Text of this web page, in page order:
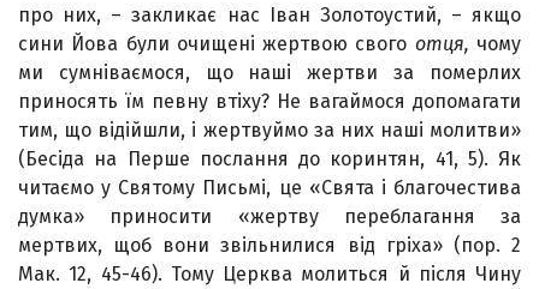
про них, – закликає нас Іван Золотоустий, – якщо
сини Йова були очищені жертвою свого отця, чому
ми сумніва­ємося, що наші жертви за померлих
приносять їм певну втіху? Не вагаймося допомагати
тим, що відійшли, і жертвуймо за них наші молитви»
(Бесіда на Перше послання до коринтян, 41, 5). Як
читаємо у Святому Письмі, це «Свята і благочестива
думка» приносити «жертву переблагання за
мертвих, щоб вони звільнилися від гріха» (пор. 2
Мак. 12, 45-46). Тому Церква молиться й після Чину